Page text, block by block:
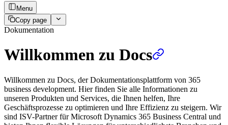
Menu
Copy page
Dokumentation
Willkommen zu Docs
Willkommen zu Docs, der Dokumentationsplattform von 365
business development. Hier finden Sie alle Informationen zu
unseren Produkten und Services, die Ihnen helfen, Ihre
Geschäftsprozesse zu optimieren und Ihre Effizienz zu steigern. Wir
sind ISV-Partner für Microsoft Dynamics 365 Business Central und